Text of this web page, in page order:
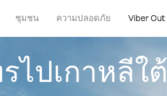
ชุมชน ความปลอดภัย Viber Out
ไปเกาหลีใ